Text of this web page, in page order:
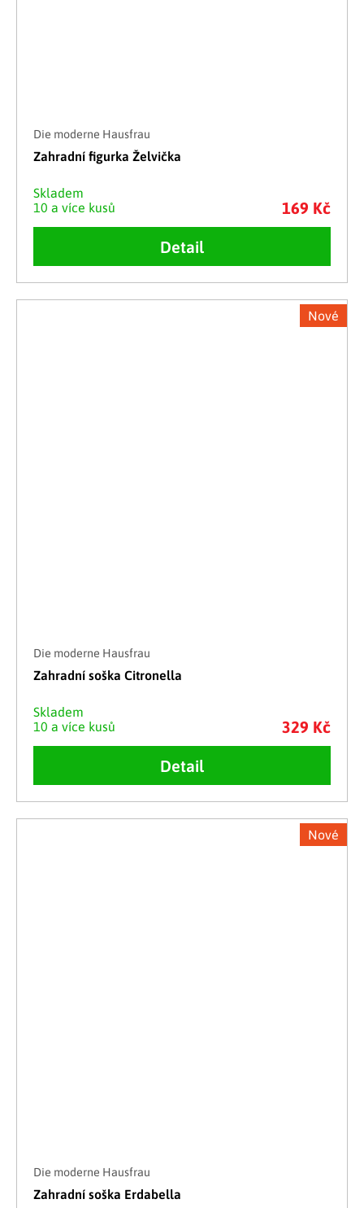
Die moderne Hausfrau
Zahradní figurka Želvička
Skladem
10 a více kusů
169 Kč
Detail
Nové
Die moderne Hausfrau
Zahradní soška Citronella
Skladem
10 a více kusů
329 Kč
Detail
Nové
Die moderne Hausfrau
Zahradní soška Erdabella